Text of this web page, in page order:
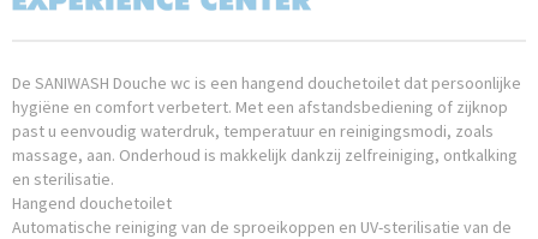
De SANIWASH Douche wc is een hangend douchetoilet dat persoonlijke
hygiëne en comfort verbetert. Met een afstandsbediening of zijknop
past u eenvoudig waterdruk, temperatuur en reinigingsmodi, zoals
massage, aan. Onderhoud is makkelijk dankzij zelfreiniging, ontkalking
en sterilisatie.
Hangend douchetoilet
Automatische reiniging van de sproeikoppen en UV-sterilisatie van de